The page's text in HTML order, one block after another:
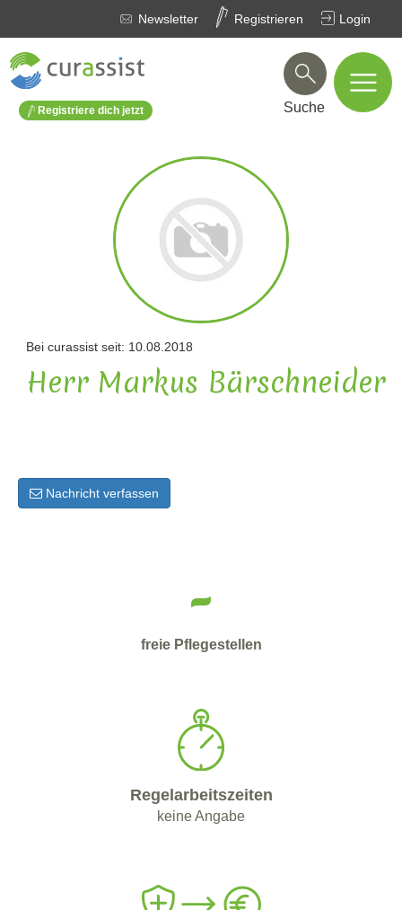
Login
Registrieren
Newsletter
Registriere dich jetzt Suche
Bei curassist seit: 10.08.2018
Herr Markus Bärschneider
Nachricht verfassen
-
freie Pflegestellen
Regelarbeitszeiten
keine Angabe